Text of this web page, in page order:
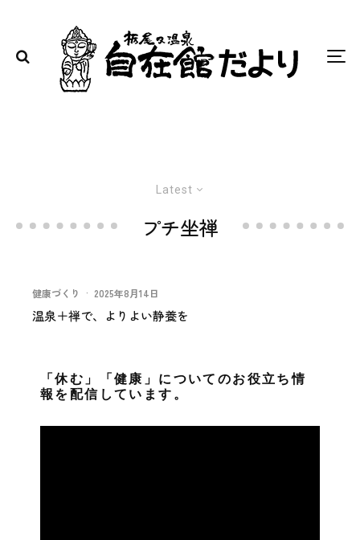
Latest
プチ坐禅
健康づくり · 2025年8月14日
温泉＋禅で、よりよい静養を
「休む」「健康」についてのお役立ち情
報を配信しています。